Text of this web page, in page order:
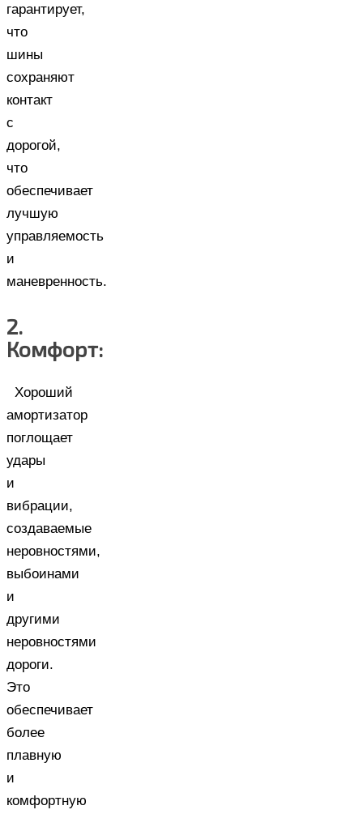
гарантирует,
что
шины
сохраняют
контакт
с
дорогой,
что
обеспечивает
лучшую
управляемость
и
маневренность.
2.
Комфорт:
Хороший
амортизатор
поглощает
удары
и
вибрации,
создаваемые
неровностями,
выбоинами
и
другими
неровностями
дороги.
Это
обеспечивает
более
плавную
и
комфортную